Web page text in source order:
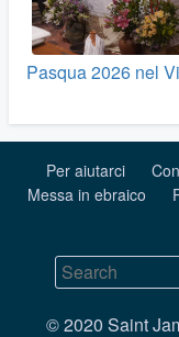
Pasqua 2026 nel
Per aiutarci
Messa in ebraico
© 2020 Saint